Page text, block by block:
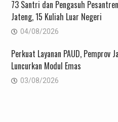
73 Santri dan Pengasuh
Jateng, 15 Kuliah Luar Negeri
04/08/2026
Perkuat Layanan PAUD, Pemprov
Luncurkan Modul Emas
03/08/2026